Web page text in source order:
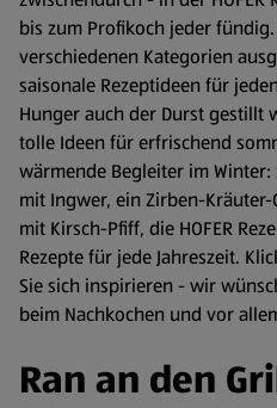
bis zum Profikoch jeder
verschiedenen Kategorien
saisonale Rezeptideen für
Hunger auch der Durst gestillt
tolle Ideen für erfrischend
wärmende Begleiter im
mit Ingwer, ein Zirben-
mit Kirsch-Pfiff, die HOFER
Rezepte für jede Jahreszeit.
Sie sich inspirieren - wir
beim Nachkochen und vor
Ran an den